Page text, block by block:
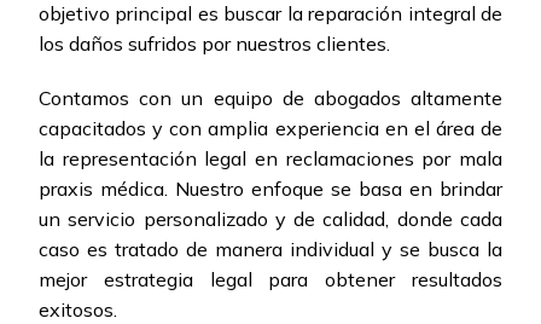
objetivo principal es buscar la reparación integral de
los daños sufridos por nuestros clientes.
Contamos con un equipo de abogados altamente
capacitados y con amplia experiencia en el área de
la representación legal en reclamaciones por mala
praxis médica. Nuestro enfoque se basa en brindar
un servicio personalizado y de calidad, donde cada
caso es tratado de manera individual y se busca la
mejor estrategia legal para obtener resultados
exitosos.